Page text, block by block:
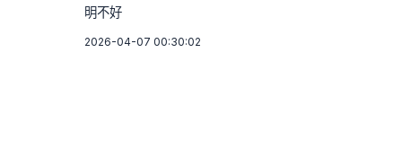
明不好
2026-04-07 00:30:02